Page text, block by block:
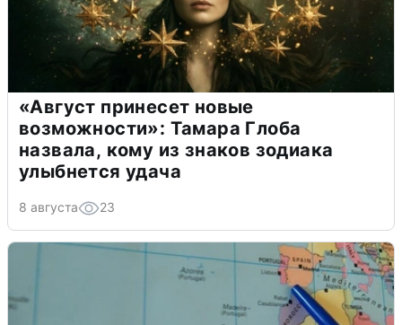
«Август принесет новые
возможности»: Тамара Глоба
назвала, кому из знаков зодиака
улыбнется удача
8 августа 23